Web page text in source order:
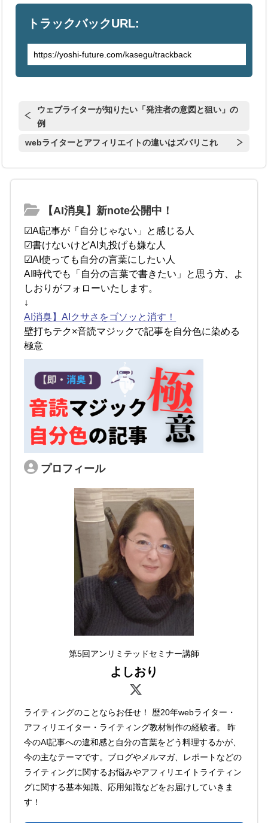
トラックバックURL:
ウェブライターが知りたい「発注者の意図と狙い」の
例
webライターとアフィリエイトの違いはズバリこれ
【AI消臭】新note公開中！
☑AI記事が「自分じゃない」と感じる人
☑書けないけどAI丸投げも嫌な人
☑AI使っても自分の言葉にしたい人
AI時代でも「自分の言葉で書きたい」と思う方、よ
しおりがフォローいたします。
↓
AI消臭】AIクサさをゴソッと消す！
壁打ちテク×音読マジックで記事を自分色に染める
極意
プロフィール
第5回アンリミテッドセミナー講師
よしおり
ライティングのことならお任せ！ 歴20年webライター・
アフィリエイター・ライティング教材制作の経験者。 昨
今のAI記事への違和感と自分の言葉をどう料理するかが、
今の主なテーマです。ブログやメルマガ、レポートなどの
ライティングに関するお悩みやアフィリエイトライティン
グに関する基本知識、応用知識などをお届けしていきま
す！